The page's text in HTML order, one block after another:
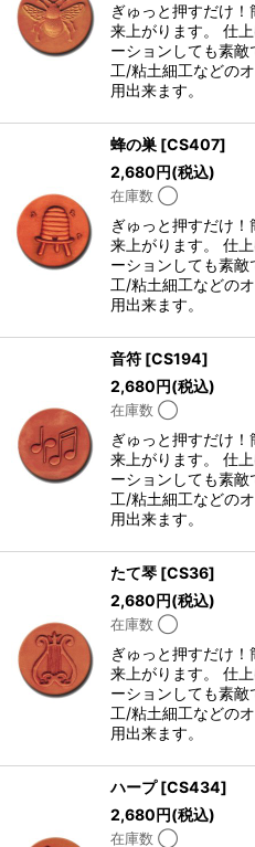
ぎゅっと押すだけ
来上がります。 仕
ーションしても素
工/粘土細工などの
用出来ます。
蜂の巣 [CS407]
2,680円(税込)
在庫数 ◯
ぎゅっと押すだけ
来上がります。 仕
ーションしても素
工/粘土細工などの
用出来ます。
音符 [CS194]
2,680円(税込)
在庫数 ◯
ぎゅっと押すだけ
来上がります。 仕
ーションしても素
工/粘土細工などの
用出来ます。
たて琴 [CS36]
2,680円(税込)
在庫数 ◯
ぎゅっと押すだけ
来上がります。 仕
ーションしても素
工/粘土細工などの
用出来ます。
ハープ [CS434]
2,680円(税込)
在庫数 ◯